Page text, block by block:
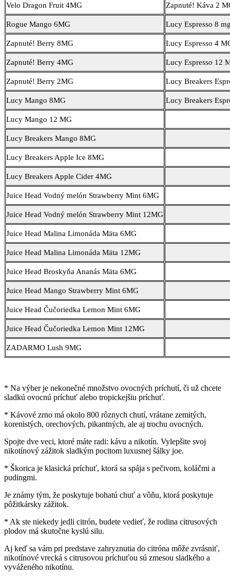
Velo Dragon Fruit 4MG Zapnuté! Káva 2
Rogue Mango 6MG Lucy Espresso 8
Zapnuté! Berry 8MG Lucy Espresso 4
Zapnuté! Berry 4MG Lucy Espresso 12
Zapnuté! Berry 2MG Lucy Breakers
Lucy Mango 8MG Lucy Breakers
Lucy Mango 12 MG
Lucy Breakers Mango 8MG
Lucy Breakers Apple Ice 8MG
Lucy Breakers Apple Cider 4MG
Juice Head Vodný melón Strawberry Mint 6MG
Juice Head Vodný melón Strawberry Mint 12MG
Juice Head Malina Limonáda Mäta 6MG
Juice Head Malina Limonáda Mäta 12MG
Juice Head Broskyňa Ananás Mäta 6MG
Juice Head Mango Strawberry Mint 6MG
Juice Head Čučoriedka Lemon Mint 6MG
Juice Head Čučoriedka Lemon Mint 12MG
ZADARMO Lush 9MG
* Na výber je nekonečné množstvo ovocných príchutí, či už chcete
sladkú ovocnú príchuť alebo tropickejšiu príchuť.
* Kávové zrno má okolo 800 rôznych chutí, vrátane zemitých,
korenistých, orechových, pikantných, ale aj trochu ovocných.
Spojte dve veci, ktoré máte radi: kávu a nikotín. Vylepšite svoj
nikotínový zážitok sladkým pocitom luxusnej šálky joe.
* Škorica je klasická príchuť, ktorá sa spája s pečivom, koláčmi a
pudingmi.
Je známy tým, že poskytuje bohatú chuť a vôňu, ktorá poskytuje
pôžitkársky zážitok.
* Ak ste niekedy jedli citrón, budete vedieť, že rodina citrusových
plodov má skutočne kyslú silu.
Aj keď sa vám pri predstave zahryznutia do citróna môže zvrásniť,
nikotínové vrecká s citrusovou príchuťou sú zmesou sladkého a
vyváženého nikotínu.